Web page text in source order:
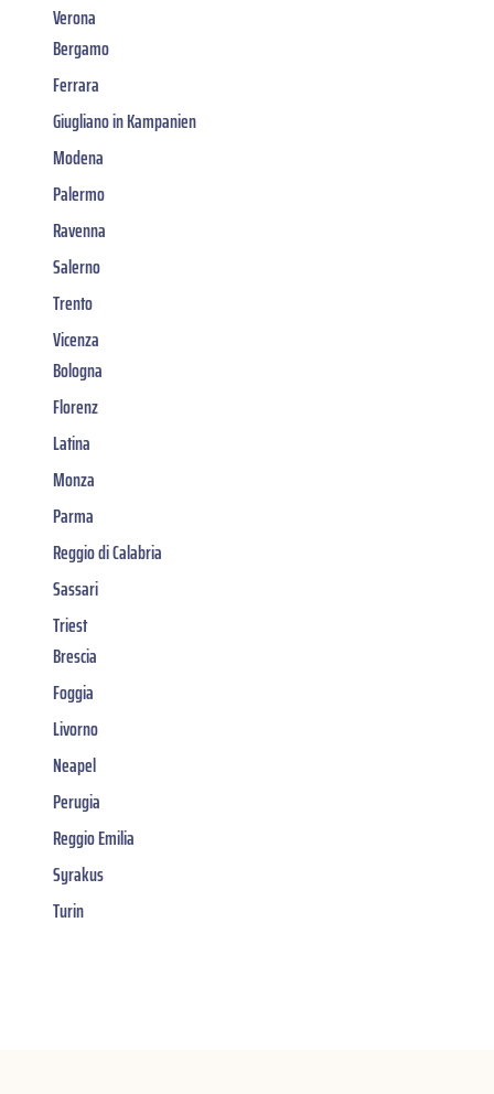
Verona
Bergamo
Ferrara
Giugliano in Kampanien
Modena
Palermo
Ravenna
Salerno
Trento
Vicenza
Bologna
Florenz
Latina
Monza
Parma
Reggio di Calabria
Sassari
Triest
Brescia
Foggia
Livorno
Neapel
Perugia
Reggio Emilia
Syrakus
Turin